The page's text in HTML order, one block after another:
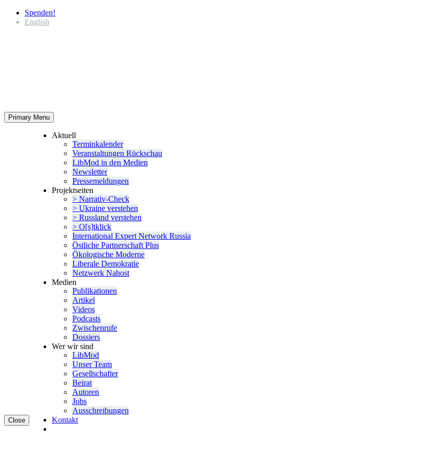
Spenden!
English
Primary Menu
Close
Aktuell
Termin­ka­lender
Veran­stal­tungen Rückschau
LibMod in den Medien
Newsletter
Presse­mel­dungen
Projekt­seiten
> Narrativ-Check
> Ukraine verstehen
> Russland verstehen
> O[s]tklick
Inter­na­tional Expert Network Russia
Östliche Partner­schaft Plus
Ökolo­gische Moderne
Liberale Demokratie
Netzwerk Nahost
Medien
Publi­ka­tionen
Artikel
Videos
Podcasts
Zwischenrufe
Dossiers
Wer wir sind
LibMod
Unser Team
Gesell­schafter
Beirat
Autoren
Jobs
Ausschrei­bungen
Kontakt